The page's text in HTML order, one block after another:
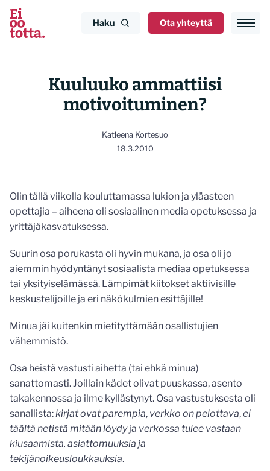
Siirry
sisältöön
Haku Ota yhteyttä
Kuuluuko ammattiisi
motivoituminen?
Katleena Kortesuo
18.3.2010
Olin tällä viikolla kouluttamassa lukion ja yläasteen
opettajia – aiheena oli sosiaalinen media opetuksessa ja
yrittäjäkasvatuksessa.
Suurin osa porukasta oli hyvin mukana, ja osa oli jo
aiemmin hyödyntänyt sosiaalista mediaa opetuksessa
tai yksityiselämässä. Lämpimät kiitokset aktiivisille
keskustelijoille ja eri näkökulmien esittäjille!
Minua jäi kuitenkin mietityttämään osallistujien
vähemmistö.
Osa heistä vastusti aihetta (tai ehkä minua)
sanattomasti. Joillain kädet olivat puuskassa, asento
takakennossa ja ilme kyllästynyt. Osa vastustuksesta oli
sanallista:kirjat ovat parempia, verkko on pelottava,ei
täältä netistä mitään löydyja verkossa tulee vastaan
kiusaamista, asiattomuuksia ja
tekijänoikeusloukkauksia.